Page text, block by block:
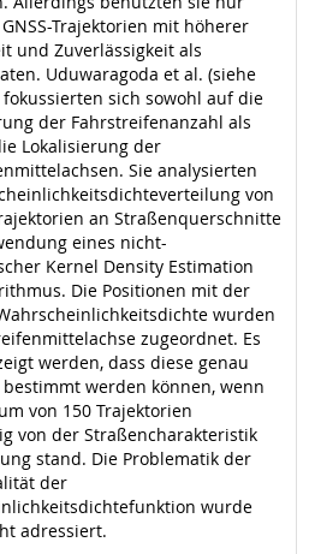
Trajektorien mit höherer
und Zuverlässigkeit als
Uduwaragoda et al. (siehe
fokussierten sich sowohl auf die
der Fahrstreifenanzahl als
Lokalisierung der
Sie analysierten
von
an Straßenquerschnitte
eines nicht-
Kernel Density Estimation
Die Positionen mit der
wurden
zugeordnet. Es
werden, dass diese genau
werden können, wenn
von 150 Trajektorien
von der Straßencharakteristik
stand. Die Problematik der
der
wurde
adressiert.